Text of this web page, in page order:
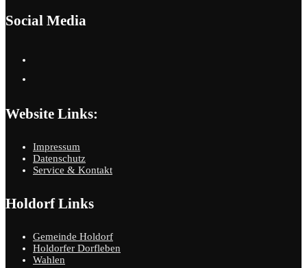
Social Media
Website Links:
Impressum
Datenschutz
Service & Kontakt
Holdorf Links
Gemeinde Holdorf
Holdorfer Dorfleben
Wahlen